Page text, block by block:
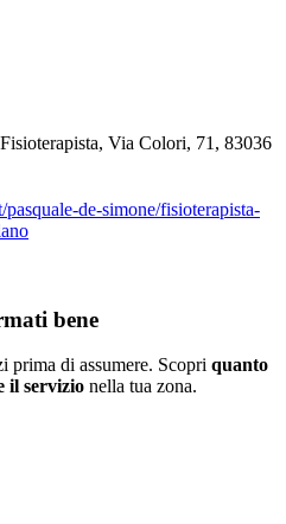
Via Colori, 71, 83036
de-simone/fisioterapista-
bene
prima di assumere. Scopri quanto
il servizio nella tua zona.